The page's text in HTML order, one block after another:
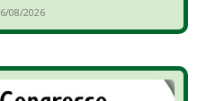
08/2026